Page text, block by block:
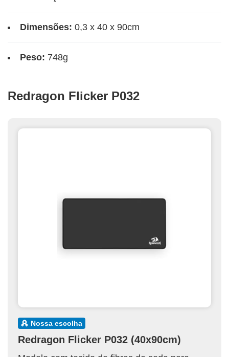
Dimensões: 0,3 x 40 x 90cm
Peso: 748g
Redragon Flicker P032
nossa escolha
Redragon Flicker P032 (40x90cm)